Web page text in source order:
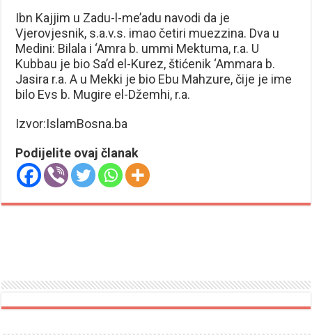
Ibn Kajjim u Zadu-l-me’adu navodi da je
Vjerovjesnik, s.a.v.s. imao četiri muezzina. Dva u
Medini: Bilala i ‘Amra b. ummi Mektuma, r.a. U
Kubbau je bio Sa’d el-Kurez, štićenik ‘Ammara b.
Jasira r.a. A u Mekki je bio Ebu Mahzure, čije je ime
bilo Evs b. Mugire el-Džemhi, r.a.
Izvor:IslamBosna.ba
Podijelite ovaj članak